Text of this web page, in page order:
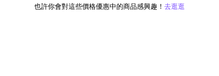
也許你會對這些價格優惠中的商品感興趣！ 去逛逛